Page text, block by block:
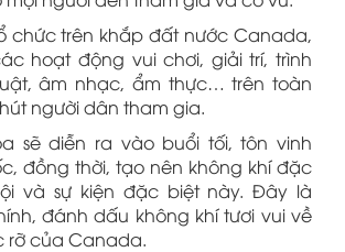
chức trên khắp đất nước Canada,
hoạt động vui chơi, giải trí, trình
âm nhạc, ẩm thực… trên toàn
người dân tham gia.
sẽ diễn ra vào buổi tối, tôn vinh
đồng thời, tạo nên không khí đặc
và sự kiện đặc biệt này. Đây là
đánh dấu không khí tươi vui về
rỡ của Canada.